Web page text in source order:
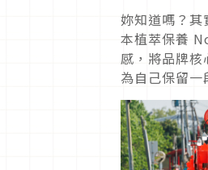
妳知道嗎？其
本植萃保養
感，將品牌核
為自己保留一